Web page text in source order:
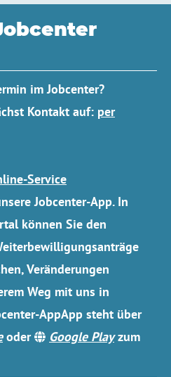
im Jobcenter?
Kontakt auf: per
Service
Jobcenter-App. In
können Sie den
Veränderungen
Weg mit uns in
AppApp steht über
oder Google Playzum